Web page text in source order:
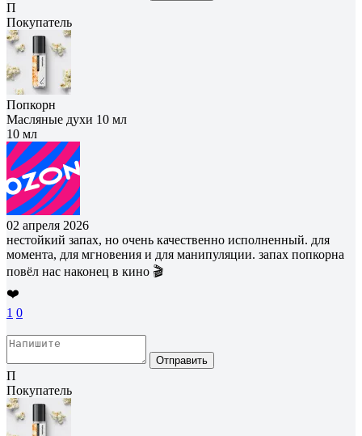
П
Покупатель
Попкорн
Масляные духи 10 мл
10 мл
02 апреля 2026
нестойкий запах, но очень качественно исполненный. для
момента, для мгновения и для манипуляции. запах попкорна
повёл нас наконец в кино 🎬
❤️
1 0
Отправить
П
Покупатель